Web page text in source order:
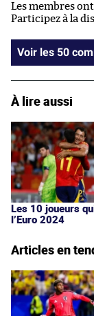
Les membres
Participez à la
Voir
À lire aussi
Les 10 joueurs
l’Euro 2024
Articles en